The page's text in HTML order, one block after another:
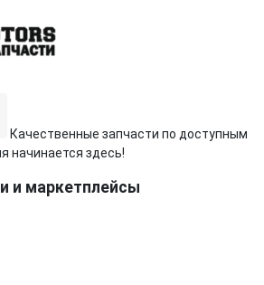
Качественные запчасти по доступным
начинается здесь!
и маркетплейсы